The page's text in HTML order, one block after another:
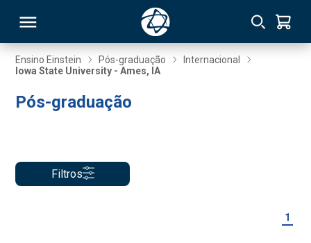
Ensino Einstein Pós-graduação
Internacional
Iowa State University - Ames, IA
Pós-graduação
Filtros
1